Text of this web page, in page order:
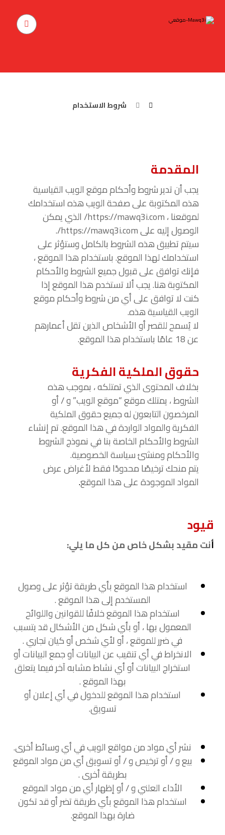
شروط الاستخدام
شروط الاستخدام
المقدمة
يجب أن تدير شروط وأحكام موقع الويب القياسية
هذه المكتوبة على صفحة الويب هذه استخدامك
لموقعنا ،https://mawq3i.com/ الذي يمكن
الوصول إليه على https://mawq3i.com/.
سيتم تطبيق هذه الشروط بالكامل وستؤثر على
استخدامك لهذا الموقع. باستخدام هذا الموقع ،
فإنك توافق على قبول جميع الشروط والأحكام
المكتوبة هنا. يجب ألا تستخدم هذا الموقع إذا
كنت لا توافق على أي من شروط وأحكام موقع
الويب القياسية هذه.
لا يُسمح للقصر أو الأشخاص الذين تقل أعمارهم
عن 18 عامًا باستخدام هذا الموقع.
حقوق الملكية الفكرية
بخلاف المحتوى الذي تمتلكه ، بموجب هذه
الشروط ، يمتلك موقع “موقع الويب” و / أو
المرخصون التابعون له جميع حقوق الملكية
الفكرية والمواد الواردة في هذا الموقع. تم إنشاء
الشروط والأحكام الخاصة بنا في نموذج الشروط
والأحكام ومنشئ سياسة الخصوصية.
يتم منحك ترخيصًا محدودًا فقط لأغراض عرض
المواد الموجودة على هذا الموقع.
قيود
أنت مقيد بشكل خاص من كل ما يلي:
استخدام هذا الموقع بأي طريقة تؤثر على وصول
المستخدم إلى هذا الموقع .
استخدام هذا الموقع خلافًا للقوانين واللوائح
المعمول بها ، أو بأي شكل من الأشكال قد يتسبب
في ضرر للموقع ، أو لأي شخص أو كيان تجاري .
الانخراط في أي تنقيب عن البيانات أو جمع البيانات أو
استخراج البيانات أو أي نشاط مشابه آخر فيما يتعلق
بهذا الموقع .
استخدام هذا الموقع للدخول في أي إعلان أو
تسويق.
نشر أي مواد من مواقع الويب في أي وسائط أخرى.
بيع و / أو ترخيص و / أو تسويق أي من مواد الموقع
بطريقة أخرى .
الأداء العلني و / أو إظهار أي من مواد الموقع
استخدام هذا الموقع بأي طريقة تضر أو ​​قد تكون
ضارة بهذا الموقع.